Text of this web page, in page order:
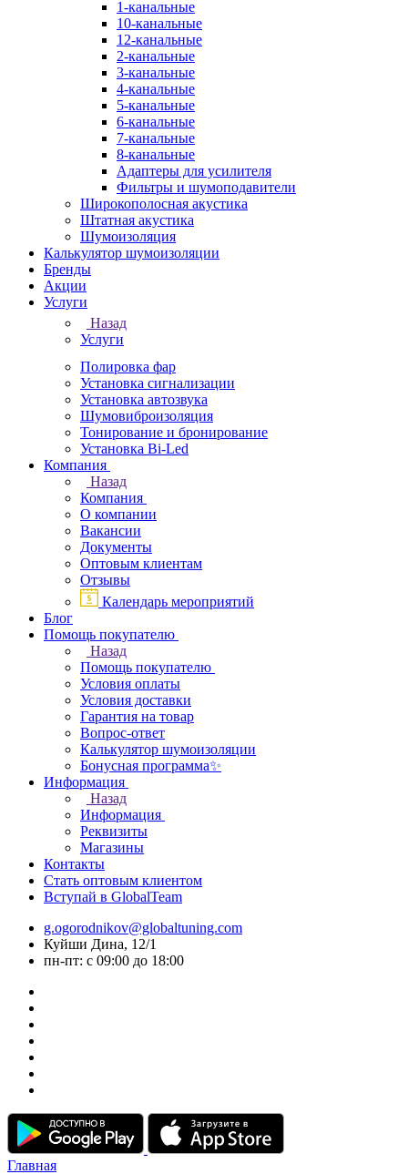
1-канальные
10-канальные
12-канальные
2-канальные
3-канальные
4-канальные
5-канальные
6-канальные
7-канальные
8-канальные
Адаптеры для усилителя
Фильтры и шумоподавители
Широкополосная акустика
Штатная акустика
Шумоизоляция
Калькулятор шумоизоляции
Бренды
Акции
Услуги
Назад
Услуги
Полировка фар
Установка сигнализации
Установка автозвука
Шумовиброизоляция
Тонирование и бронирование
Установка Bi-Led
Компания
Назад
Компания
О компании
Вакансии
Документы
Оптовым клиентам
Отзывы
Календарь мероприятий
Блог
Помощь покупателю
Назад
Помощь покупателю
Условия оплаты
Условия доставки
Гарантия на товар
Вопрос-ответ
Калькулятор шумоизоляции
Бонусная программа✨
Информация
Назад
Информация
Реквизиты
Магазины
Контакты
Стать оптовым клиентом
Вступай в GlobalTeam
g.ogorodnikov@globaltuning.com
Куйши Дина, 12/1
пн-пт: с 09:00 до 18:00
Главная